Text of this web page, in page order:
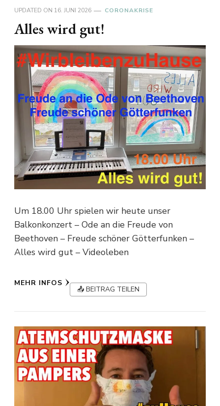
UPDATED ON 16. JUNI 2026 CORONAKRISE
Alles wird gut!
Um 18.00 Uhr spielen wir heute unser
Balkonkonzert – Ode an die Freude von
Beethoven – Freude schöner Götterfunken –
Alles wird gut – Videoleben
MEHR INFOS
📤 BEITRAG TEILEN